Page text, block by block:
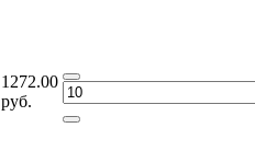
1272.00
руб.